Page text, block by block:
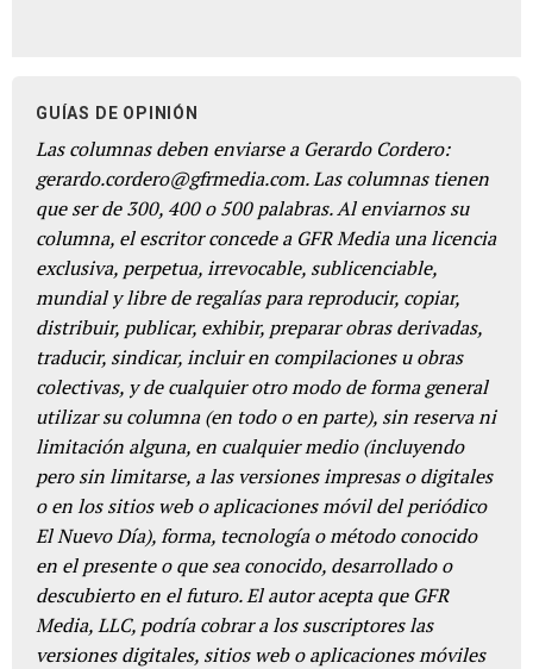
GUÍAS DE OPINIÓN
Las columnas deben enviarse a Gerardo Cordero:
gerardo.cordero@gfrmedia.com. Las columnas tienen
que ser de 300, 400 o 500 palabras. Al enviarnos su
columna, el escritor concede a GFR Media una licencia
exclusiva, perpetua, irrevocable, sublicenciable,
mundial y libre de regalías para reproducir, copiar,
distribuir, publicar, exhibir, preparar obras derivadas,
traducir, sindicar, incluir en compilaciones u obras
colectivas, y de cualquier otro modo de forma general
utilizar su columna (en todo o en parte), sin reserva ni
limitación alguna, en cualquier medio (incluyendo
pero sin limitarse, a las versiones impresas o digitales
o en los sitios web o aplicaciones móvil del periódico
El Nuevo Día), forma, tecnología o método conocido
en el presente o que sea conocido, desarrollado o
descubierto en el futuro. El autor acepta que GFR
Media, LLC, podría cobrar a los suscriptores las
versiones digitales, sitios web o aplicaciones móviles